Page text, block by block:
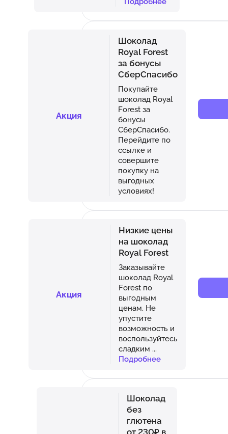
Акция
Шоколад
Royal Forest
за бонусы
СберСпасибо
Покупайте
шоколад Royal
Forest за
бонусы
СберСпасибо.
Перейдите по
ссылке и
совершите
покупку на
выгодных
условиях!
Акция
Низкие цены
на шоколад
Royal Forest
Заказывайте
шоколад Royal
Forest по
выгодным
ценам. Не
упустите
возможность и
воспользуйтесь
сладким ...
Подробнее
Шоколад
без
глютена
от 230₽ в